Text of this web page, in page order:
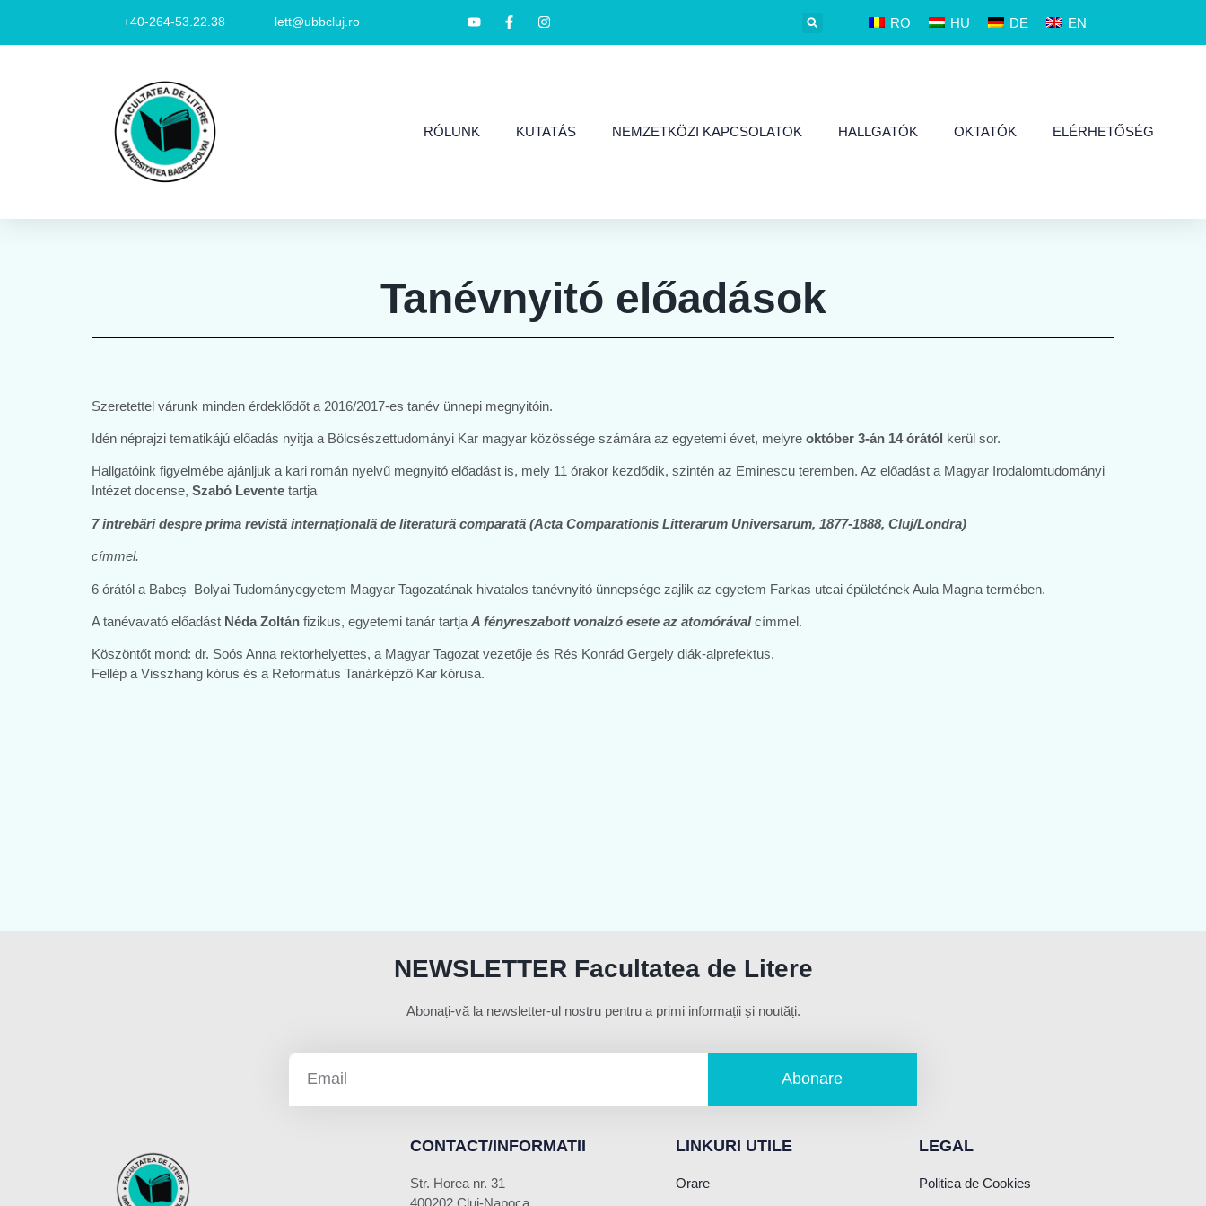
+40-264-53.22.38 lett@ubbcluj.ro RO HU DE EN
RÓLUNK KUTATÁS NEMZETKÖZI KAPCSOLATOK HALLGATÓK OKTATÓK ELÉRHETŐSÉG
Tanévnyitó előadások
Szeretettel várunk minden érdeklődőt a 2016/2017-es tanév ünnepi megnyitóin.
Idén néprajzi tematikájú előadás nyitja a Bölcsészettudományi Kar magyar közössége számára az egyetemi évet, melyre október 3-án 14 órától kerül sor.
Hallgatóink figyelmébe ajánljuk a kari román nyelvű megnyitó előadást is, mely 11 órakor kezdődik, szintén az Eminescu teremben. Az előadást a Magyar Irodalomtudományi
Intézet docense, Szabó Levente tartja
7 întrebări despre prima revistă internaţională de literatură comparată (Acta Comparationis Litterarum Universarum, 1877-1888, Cluj/Londra)
címmel.
6 órától a Babeș–Bolyai Tudományegyetem Magyar Tagozatának hivatalos tanévnyitó ünnepsége zajlik az egyetem Farkas utcai épületének Aula Magna termében.
A tanévavató előadást Néda Zoltán fizikus, egyetemi tanár tartja A fényreszabott vonalzó esete az atomórávalcímmel.
Köszöntőt mond: dr. Soós Anna rektorhelyettes, a Magyar Tagozat vezetője és Rés Konrád Gergely diák-alprefektus.
Fellép a Visszhang kórus és a Református Tanárképző Kar kórusa.
NEWSLETTER Facultatea de Litere
Abonați-vă la newsletter-ul nostru pentru a primi informații și noutăți.
Abonare
CONTACT/INFORMATII
Str. Horea nr. 31
400202 Cluj-Napoca
LINKURI UTILE
Orare
LEGAL
Politica de Cookies